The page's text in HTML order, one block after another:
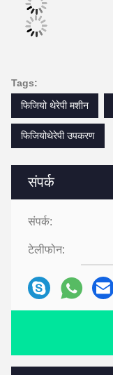
संपर्क
संपर्क:
टेलीफोन:
Tags:
फिजियो थेरेपी मशीन
फिजियोथेरेपी उपकरण